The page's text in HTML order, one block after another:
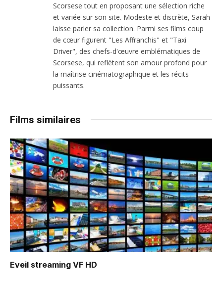
Scorsese tout en proposant une sélection riche
et variée sur son site. Modeste et discrète, Sarah
laisse parler sa collection. Parmi ses films coup
de cœur figurent "Les Affranchis" et "Taxi
Driver", des chefs-d'œuvre emblématiques de
Scorsese, qui reflètent son amour profond pour
la maîtrise cinématographique et les récits
puissants.
Films similaires
Eveil streaming VF HD